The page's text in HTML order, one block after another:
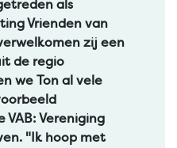
als
Vrienden van
zij een
de regio
we Ton al vele
VAB: Vereniging
"Ik hoop met